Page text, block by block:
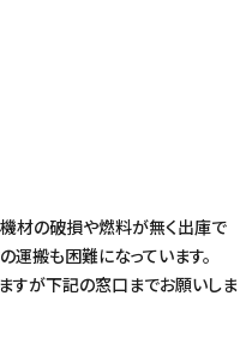
材の破損や燃料が無く出庫で
運搬も困難になっています。
すが下記の窓口までお願いしま